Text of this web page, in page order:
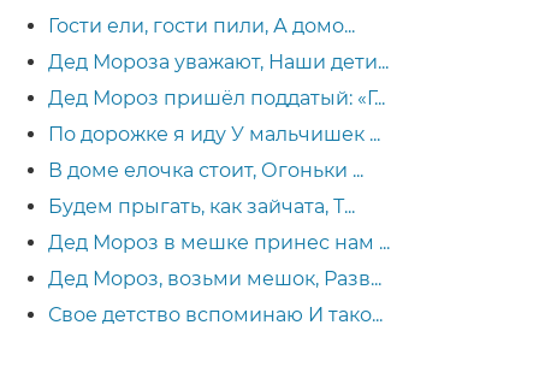
Гости ели, гости пили, А домо...
Дед Мороза уважают, Наши дети...
Дед Мороз пришёл поддатый: «Г...
По дорожке я иду У мальчишек ...
В доме елочка стоит, Огоньки ...
Будем прыгать, как зайчата, Т...
Дед Мороз в мешке принес нам ...
Дед Мороз, возьми мешок, Разв...
Свое детство вспоминаю И тако...